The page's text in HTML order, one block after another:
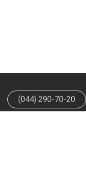
(044) 290-70-20